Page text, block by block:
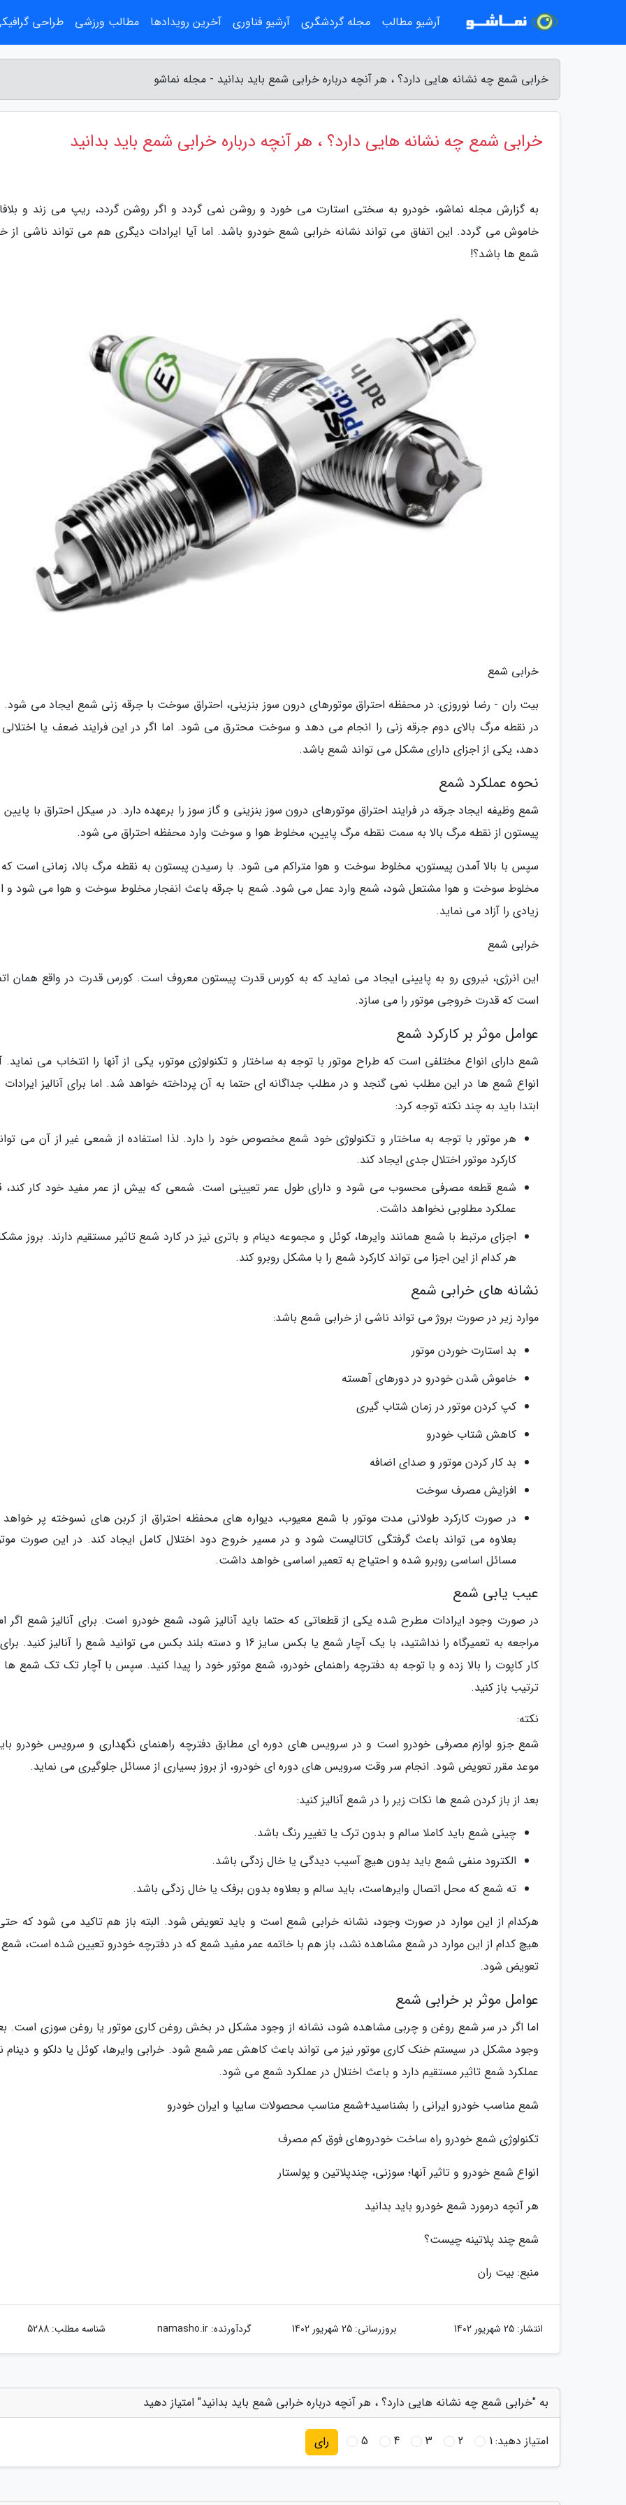
خرابی شمع چه نشانه هایی دارد؟ ، هر آنچه درباره خرابی شمع باید بدانید - مجله نماشو
خرابی شمع چه نشانه هایی دارد؟ ، هر آنچه درباره خرابی شمع باید بدانید
به گزارش مجله نماشو، خودرو به سختی استارت می خورد و روشن نمی گردد و اگر روشن گردد، ریپ می زند و
خاموش می گردد. این اتفاق می تواند نشانه خرابی شمع خودرو باشد. اما آیا ایرادات دیگری هم می تواند ناشی از
شمع ها باشد؟!
خرابی شمع
بیت ران - رضا نوروزی: در محفظه احتراق موتورهای درون سوز بنزینی، احتراق سوخت با جرقه زنی شمع ایجاد می
در نقطه مرگ بالای دوم جرقه زنی را انجام می دهد و سوخت محترق می شود. اما اگر در این فرایند ضعف یا
دهد، یکی از اجزای دارای مشکل می تواند شمع باشد.
نحوه عملکرد شمع
شمع وظیفه ایجاد جرقه در فرایند احتراق موتورهای درون سوز بنزینی و گاز سوز را برعهده دارد. در سیکل احتراق با پایین
پیستون از نقطه مرگ بالا به سمت نقطه مرگ پایین، مخلوط هوا و سوخت وارد محفظه احتراق می شود.
سپس با بالا آمدن پیستون، مخلوط سوخت و هوا متراکم می شود. با رسیدن پبستون به نقطه مرگ بالا، زمانی است که
مخلوط سوخت و هوا مشتعل شود، شمع وارد عمل می شود. شمع با جرقه باعث انفجار مخلوط سوخت و هوا می شود و
زیادی را آزاد می نماید.
خرابی شمع
این انرژی، نیروی رو به پایینی ایجاد می نماید که به کورس قدرت پیستون معروف است. کورس قدرت در واقع همان
است که قدرت خروجی موتور را می سازد.
عوامل موثر بر کارکرد شمع
شمع دارای انواع مختلفی است که طراح موتور با توجه به ساختار و تکنولوژی موتور، یکی از آنها را انتخاب می نماید.
انواع شمع ها در این مطلب نمی گنجد و در مطلب جداگانه ای حتما به آن پرداخته خواهد شد. اما برای آنالیز
ابتدا باید به چند نکته توجه کرد:
هر موتور با توجه به ساختار و تکنولوژی خود شمع مخصوص خود را دارد. لذا استفاده از شمعی غیر از آن می
کارکرد موتور اختلال جدی ایجاد کند.
شمع قطعه مصرفی محسوب می شود و دارای طول عمر تعیینی است. شمعی که بیش از عمر مفید خود کار کند،
عملکرد مطلوبی نخواهد داشت.
اجزای مرتبط با شمع همانند وایرها، کوئل و مجموعه دینام و باتری نیز در کارد شمع تاثیر مستقیم دارند. بروز
هر کدام از این اجزا می تواند کارکرد شمع را با مشکل روبرو کند.
نشانه های خرابی شمع
موارد زیر در صورت بروژ می تواند ناشی از خرابی شمع باشد:
بد استارت خوردن موتور
خاموش شدن خودرو در دورهای آهسته
کپ کردن موتور در زمان شتاب گیری
کاهش شتاب خودرو
بد کار کردن موتور و صدای اضافه
افزایش مصرف سوخت
در صورت کارکرد طولانی مدت موتور با شمع معیوب، دیواره های محفظه احتراق از کربن های نسوخته پر
بعلاوه می تواند باعث گرفتگی کاتالیست شود و در مسیر خروج دود اختلال کامل ایجاد کند. در این صورت
مسائل اساسی روبرو شده و احتیاج به تعمیر اساسی خواهد داشت.
عیب یابی شمع
در صورت وجود ایرادات مطرح شده یکی از قطعاتی که حتما باید آنالیز شود، شمع خودرو است. برای آنالیز شمع اگر
مراجعه به تعمیرگاه را نداشتید، با یک آچار شمع یا بکس سایز 16 و دسته بلند بکس می توانید شمع را آنالیز
کار کاپوت را بالا زده و با توجه به دفترچه راهنمای خودرو، شمع موتور خود را پیدا کنید. سپس با آچار تک تک شمع ها
ترتیب باز کنید.
نکته:
شمع جزو لوازم مصرفی خودرو است و در سرویس های دوره ای مطابق دفترچه راهنمای نگهداری و سرویس خودرو
موعد مقرر تعویض شود. انجام سر وقت سرویس های دوره ای خودرو، از بروز بسیاری از مسائل جلوگیری می نماید.
بعد از باز کردن شمع ها نکات زیر را در شمع آنالیز کنید:
چینی شمع باید کاملا سالم و بدون ترک یا تغییر رنگ باشد.
الکترود منفی شمع باید بدون هیچ آسیب دیدگی یا خال زدگی باشد.
ته شمع که محل اتصال وایرهاست، باید سالم و بعلاوه بدون برفک یا خال زدگی باشد.
هرکدام از این موارد در صورت وجود، نشانه خرابی شمع است و باید تعویض شود. البته باز هم تاکید می شود که
هیچ کدام از این موارد در شمع مشاهده نشد، باز هم با خاتمه عمر مفید شمع که در دفترچه خودرو تعیین شده است، شمع
تعویض شود.
عوامل موثر بر خرابی شمع
اما اگر در سر شمع روغن و چربی مشاهده شود، نشانه از وجود مشکل در بخش روغن کاری موتور یا روغن سوزی است.
وجود مشکل در سیستم خنک کاری موتور نیز می تواند باعث کاهش عمر شمع شود. خرابی وایرها، کوئل یا دلکو و دینام
عملکرد شمع تاثیر مستقیم دارد و باعث اختلال در عملکرد شمع می شود.
شمع مناسب خودرو ایرانی را بشناسید+شمع مناسب محصولات سایپا و ایران خودرو
تکنولوژی شمع خودرو راه ساخت خودروهای فوق کم مصرف
انواع شمع خودرو و تاثیر آنها؛ سوزنی، چندپلاتین و پولستار
هر آنچه درمورد شمع خودرو باید بدانید
شمع چند پلاتینه چیست؟
منبع: بیت ران
انتشار: 25 شهریور 1402 بروزرسانی: 25 شهریور 1402 گردآورنده:namasho.ir شناسه مطلب: 5288
به "خرابی شمع چه نشانه هایی دارد؟ ، هر آنچه درباره خرابی شمع باید بدانید" امتیاز دهید
امتیاز دهید:1
2
3
4
5 رای
آرشیو مطالب مجله گردشگری آرشیو فناوری آخرین رویدادها مطالب ورزشی طراحی